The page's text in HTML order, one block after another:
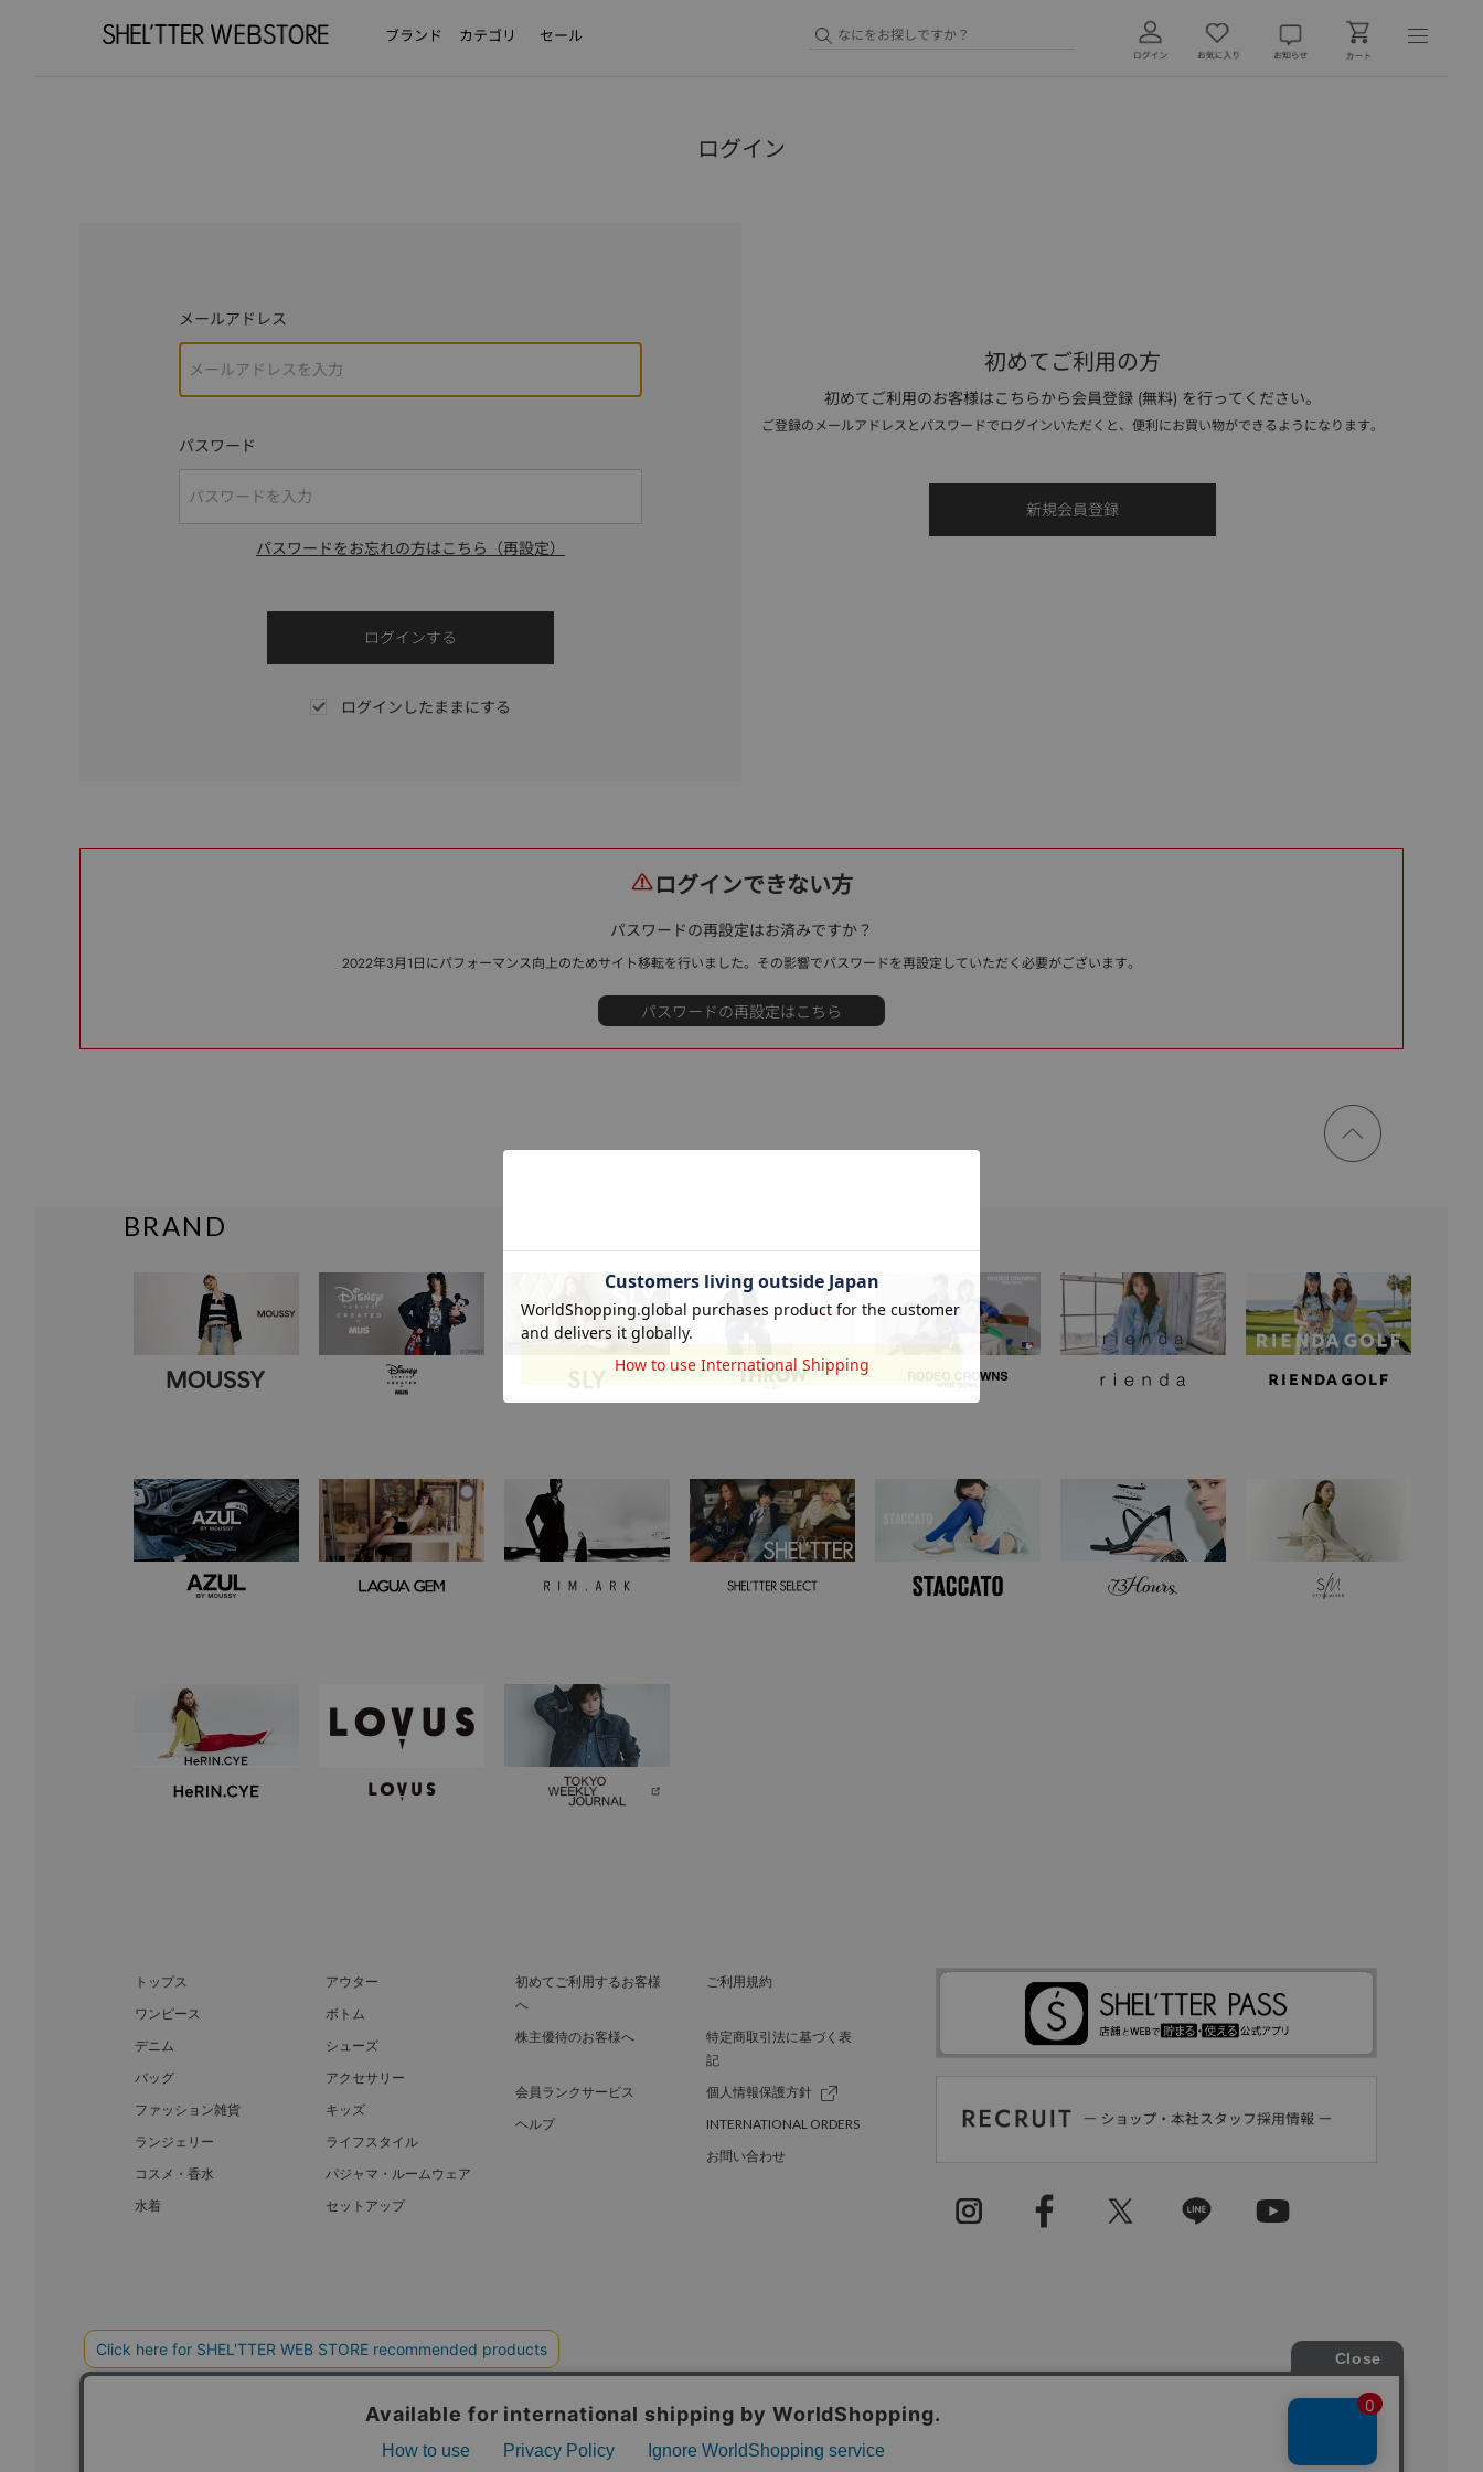
ブランド カテゴリ セール
ログイン
メールアドレス
パスワード
パスワードをお忘れの方はこちら（再設定）
ログインしたままにする
初めてご利用の方
初めてご利用のお客様はこちらから会員登録 (無料) を行ってください。
ご登録のメールアドレスとパスワードでログインいただくと、便利にお買い物ができるようになります。
ログインできない方
パスワードの再設定はお済みですか？
2022年3月1日にパフォーマンス向上のためサイト移転を行いました。その影響でパスワードを再設定していただく必要がございます。
ページ
トップ
BRAND
トップス
アウター
ワンピース
ボトム
デニム
シューズ
バッグ
アクセサリー
ファッション雑貨
キッズ
ランジェリー
ライフスタイル
コスメ・香水
パジャマ・ルームウェア
水着
セットアップ
初めてご利用するお客様
へ
ご利用規約
株主優待のお客様へ
特定商取引法に基づく表
記
会員ランクサービス
個人情報保護方針
ヘルプ
INTERNATIONAL ORDERS
お問い合わせ
BAROQUE JAPAN LIMITED SHEL’TTER GREEN 採用情報
COPYRIGHT © BAROQUE JAPAN LIMITED ALL RIGHTS RESERVED.